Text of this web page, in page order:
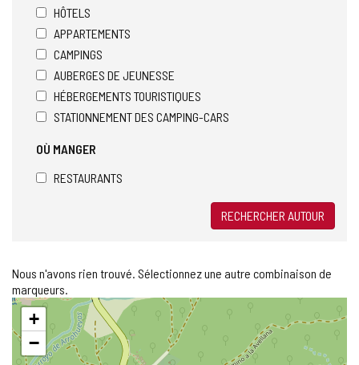
HÔTELS
APPARTEMENTS
CAMPINGS
AUBERGES DE JEUNESSE
HÉBERGEMENTS TOURISTIQUES
STATIONNEMENT DES CAMPING-CARS
OÙ MANGER
RESTAURANTS
RECHERCHER AUTOUR
Nous n'avons rien trouvé. Sélectionnez une autre combinaison de
marqueurs.
Sauter
carte
+
−